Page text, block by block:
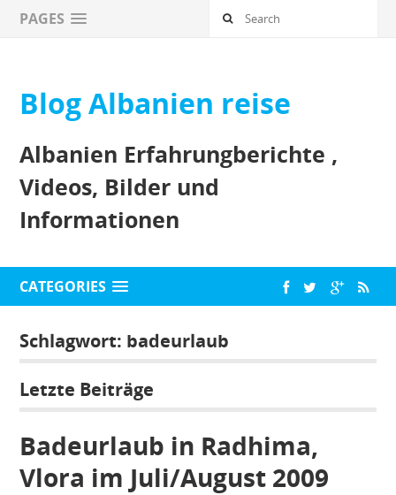
PAGES
Blog Albanien reise
Albanien Erfahrungberichte ,
Videos, Bilder und
Informationen
CATEGORIES
Schlagwort: badeurlaub
Letzte Beiträge
Badeurlaub in Radhima,
Vlora im Juli/August 2009